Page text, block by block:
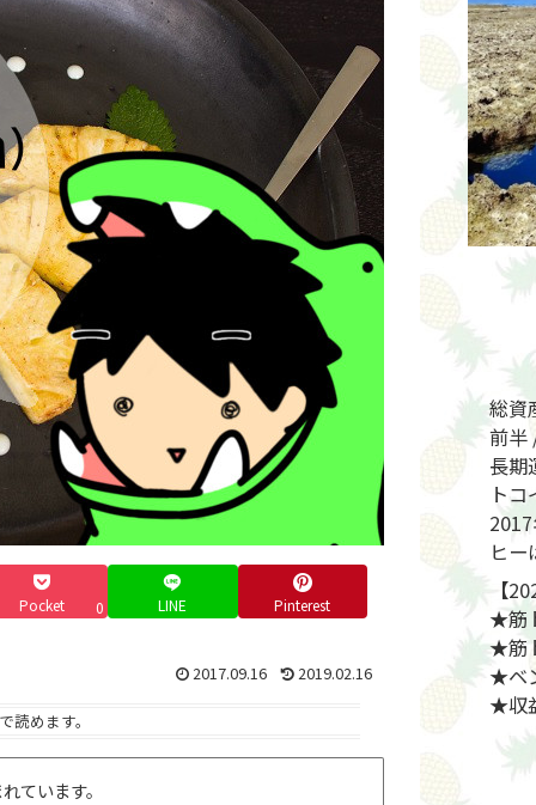
Pocket 0 LINE Pinterest
2017.09.16 2019.02.16
読めます。
ています。
総資
前半
長期
ト
ヒー
【
★筋
★筋
★ベ
★収